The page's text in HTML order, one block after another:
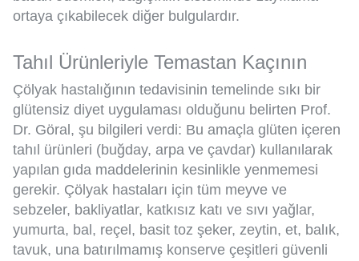
ortaya çıkabilecek diğer bulgulardır.
Tahıl Ürünleriyle Temastan Kaçının
Çölyak hastalığının tedavisinin temelinde sıkı bir
glütensiz diyet uygulaması olduğunu belirten Prof.
Dr. Göral, şu bilgileri verdi: Bu amaçla glüten içeren
tahıl ürünleri (buğday, arpa ve çavdar) kullanılarak
yapılan gıda maddelerinin kesinlikle yenmemesi
gerekir. Çölyak hastaları için tüm meyve ve
sebzeler, bakliyatlar, katkısız katı ve sıvı yağlar,
yumurta, bal, reçel, basit toz şeker, zeytin, et, balık,
tavuk, una batırılmamış konserve çeşitleri güvenli